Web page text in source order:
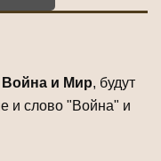
Война и Мир, будут
и слово "Война" и